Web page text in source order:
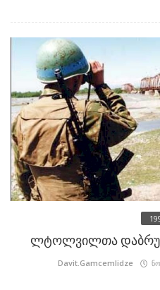
ლტოლვილთა
Davit.Gamcemlidze